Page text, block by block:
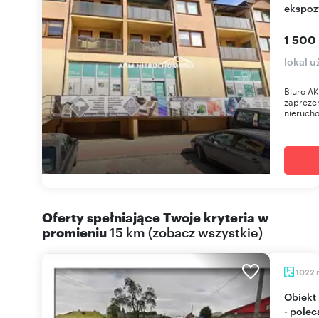
1 500
lokal
Biuro
Oferty spełniające Twoje kryteria w
promieniu15 km (zobacz wszystkie)
1022
Obiekt handlowo-usługowy 1022 m² z najemcami
-